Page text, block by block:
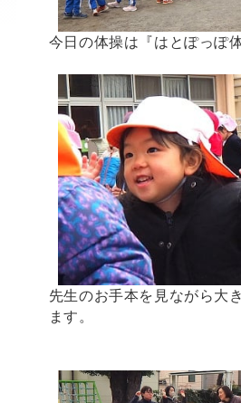
今日の体操は『はとぽっぽ体
先生のお手本を見ながら大
ます。